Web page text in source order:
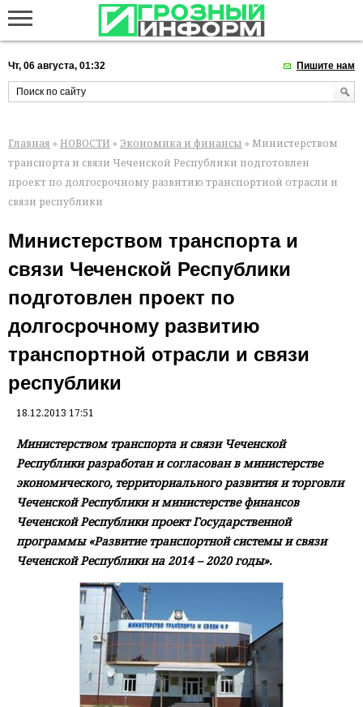
Чт, 06 августа, 01:32 Пишите нам
Главная » НОВОСТИ » Экономика и финансы » Министерством
транспорта и связи Чеченской Республики подготовлен
проект по долгосрочному развитию транспортной отрасли и
связи республики
Министерством транспорта и
связи Чеченской Республики
подготовлен проект по
долгосрочному развитию
транспортной отрасли и связи
республики
18.12.2013 17:51
Министерством транспорта и связи Чеченской
Республики разработан и согласован в министерстве
экономического, территориального развития и торговли
Чеченской Республики и министерстве финансов
Чеченской Республики проект Государственной
программы «Развитие транспортной системы и связи
Чеченской Республики на 2014 – 2020 годы».